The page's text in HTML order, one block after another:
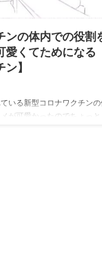
ンの体内での役割
愛くてためになる
】
いる新型コロナワクチン
が可愛かったのでちょっと